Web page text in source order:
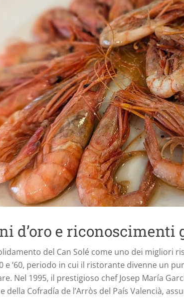
d’oro e
del Can Solé come uno dei migliori
e ’60, periodo in cui il ristorante divenne un
Nel 1995, il prestigioso chef Josep María
della Cofradía de l’Arròs del País Valencià,